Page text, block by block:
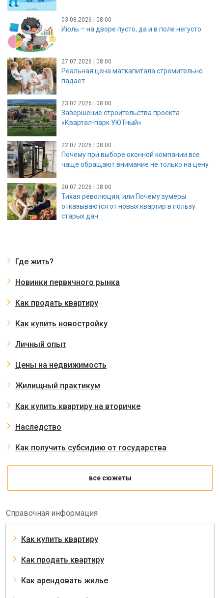
03.08.2026 | 08:00
Июль – на дворе пусто, да и в поле негусто
27.07.2026 | 08:00
Реальная цена маткапитала стремительно
падает
23.07.2026 | 08:00
Завершение строительства проекта
«Квартал-парк УЮТный»
22.07.2026 | 08:00
Почему при выборе оконной компании все
чаще обращают внимание не только на цену
20.07.2026 | 08:00
Тихая революция, или Почему зумеры
отказываются от новых квартир в пользу
старых дач
Где жить?
Новинки первичного рынка
Как продать квартиру
Как купить новостройку
Личный опыт
Цены на недвижимость
Жилищный практикум
Как купить квартиру на вторичке
Наследство
Как получить субсидию от государства
все сюжеты
Справочная информация
Как купить квартиру
Как продать квартиру
Как арендовать жилье